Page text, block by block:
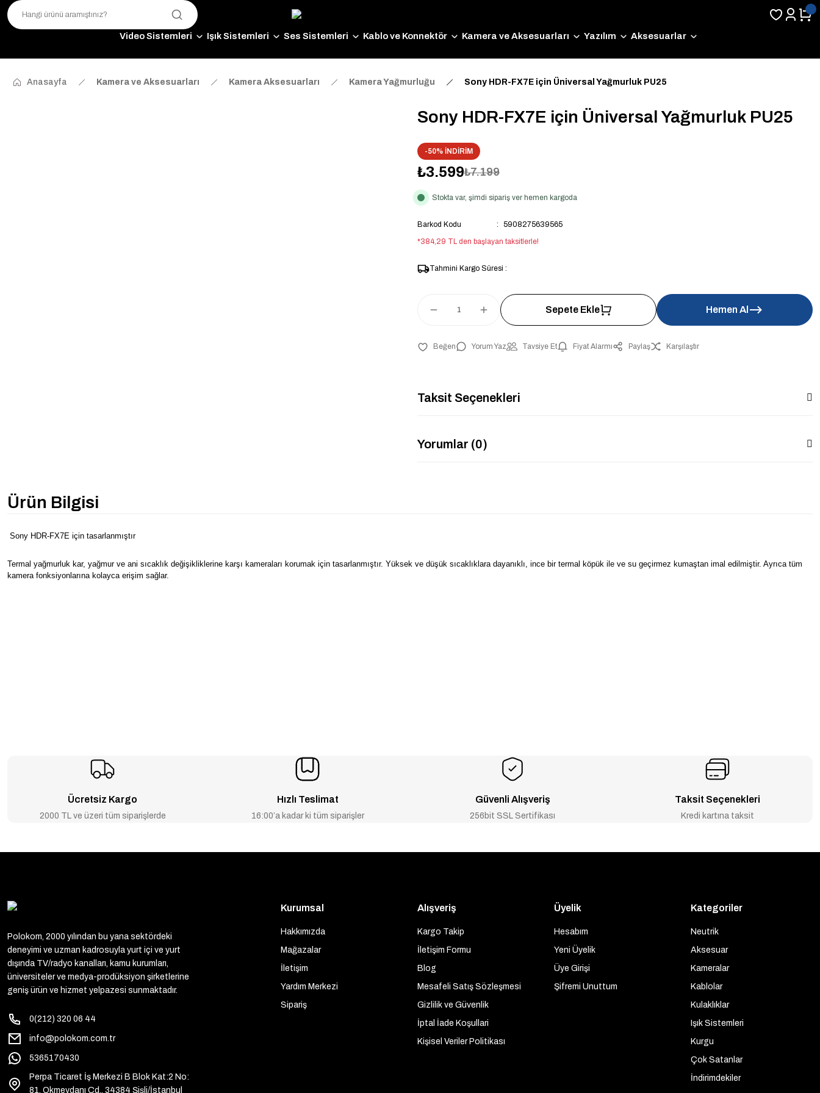
Video Sistemleri Işık Sistemleri Ses Sistemleri Kablo ve Konnektör Kamera ve Aksesuarları Yazılım Aksesuarlar
Anasayfa Kamera ve Aksesuarları Kamera Aksesuarları Kamera Yağmurluğu Sony HDR-FX7E için Üniversal Yağmurluk PU25
Sony HDR-FX7E için Üniversal Yağmurluk PU25
-50% İNDİRİM
₺3.599₺7.199
Stokta var, şimdi sipariş ver hemen kargoda
Barkod Kodu
5908275639565
*384,29 TL den başlayan taksitlerle!
Tahmini Kargo Süresi :
Sepete Ekle Hemen Al
Yorum Yaz Tavsiye Et Fiyat Alarmı Paylaş Karşılaştır
Taksit Seçenekleri
Yorumlar (0)
Ürün Bilgisi
Sony HDR-FX7E için tasarlanmıştır
Termal yağmurluk kar, yağmur ve ani sıcaklık değişikliklerine karşı kameraları korumak için tasarlanmıştır. Yüksek ve düşük sıcaklıklara dayanıklı, ince bir termal köpük ile ve su geçirmez kumaştan imal edilmiştir. Ayrıca tüm
kamera fonksiyonlarına kolayca erişim sağlar.
Ücretsiz Kargo
2000 TL ve üzeri tüm siparişlerde
Hızlı Teslimat
16:00’a kadar ki tüm siparişler
Güvenli Alışveriş
256bit SSL Sertifikası
Taksit Seçenekleri
Kredi kartına taksit
Polokom, 2000 yılından bu yana sektördeki
deneyimi ve uzman kadrosuyla yurt içi ve yurt
dışında TV/radyo kanalları, kamu kurumları,
üniversiteler ve medya-prodüksiyon şirketlerine
geniş ürün ve hizmet yelpazesi sunmaktadır.
0(212) 320 06 44
info@polokom.com.tr
5365170430
Perpa Ticaret İş Merkezi B Blok Kat:2 No:
81, Okmeydanı Cd., 34384 Şişli/İstanbul
Kurumsal
Hakkımızda
Mağazalar
İletişim
Yardım Merkezi
Sipariş
Alışveriş
Kargo Takip
İletişim Formu
Blog
Mesafeli Satış Sözleşmesi
Gizlilik ve Güvenlik
İptal İade Koşullari
Kişisel Veriler Politikası
Üyelik
Hesabım
Yeni Üyelik
Üye Girişi
Şifremi Unuttum
Kategoriler
Neutrik
Aksesuar
Kameralar
Kablolar
Kulaklıklar
Işık Sistemleri
Kurgu
Çok Satanlar
İndirimdekiler